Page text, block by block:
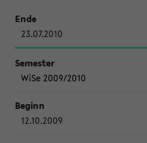
23.07.2010
WiSe 2009/2010
12.10.2009